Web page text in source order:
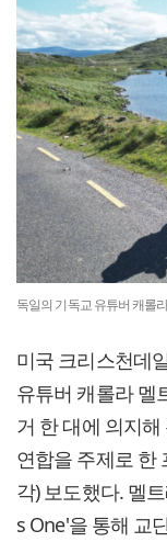
독일의 기독교 유튜버 캐롤
미국 크리스천데
유튜버 캐롤라 멜
거 한 대에 의지
연합을 주제로 한
각) 보도했다. 멜
s One'을 통해 교